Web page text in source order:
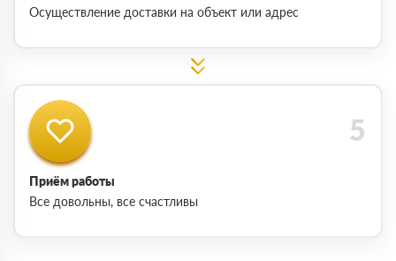
Осуществление доставки на объект или адрес
Приём работы
Все довольны, все счастливы